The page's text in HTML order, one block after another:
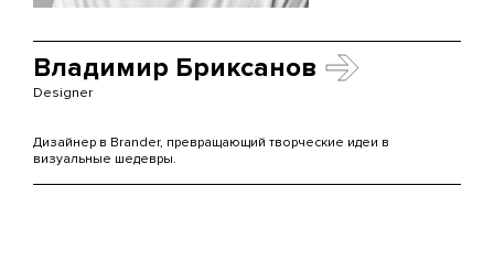
Владимир Бриксанов
Designer
Дизайнер в Brander, превращающий творческие идеи в
визуальные шедевры.